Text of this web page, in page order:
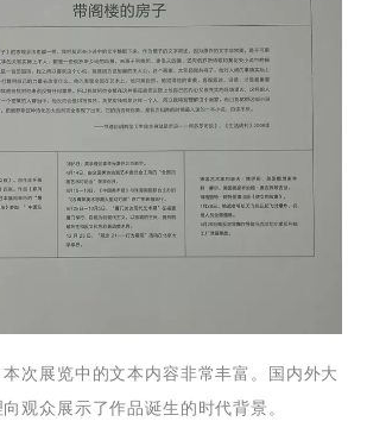
次展览中的文本内容非常丰富。国内外大
观众展示了作品诞生的时代背景。